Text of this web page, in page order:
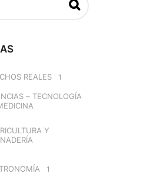
REALES 1
– TECNOLOGÍA
Y
1